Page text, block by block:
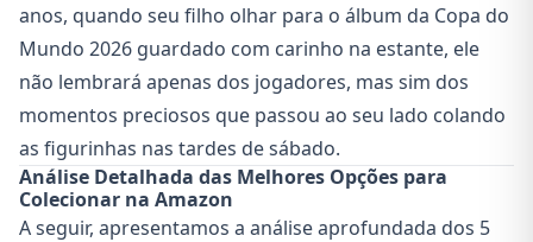
anos, quando seu filho olhar para o álbum da Copa do
Mundo 2026 guardado com carinho na estante, ele
não lembrará apenas dos jogadores, mas sim dos
momentos preciosos que passou ao seu lado colando
as figurinhas nas tardes de sábado.
Análise Detalhada das Melhores Opções para
Colecionar na Amazon
A seguir, apresentamos a análise aprofundada dos 5